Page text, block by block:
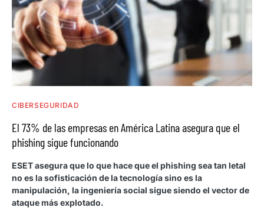
CIBERSEGURIDAD
El 73% de las empresas en América Latina asegura que el
phishing sigue funcionando
ESET asegura que lo que hace que el phishing sea tan letal
no es la sofisticación de la tecnología sino es la
manipulación, la ingeniería social sigue siendo el vector de
ataque más explotado.